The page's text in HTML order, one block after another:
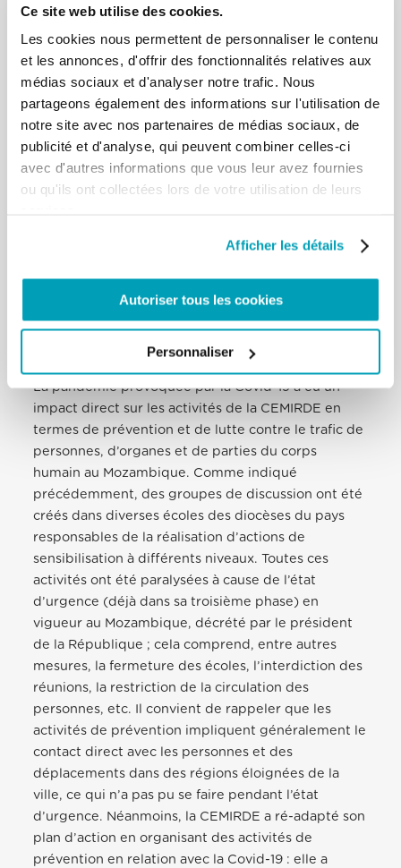
Ce site web utilise des cookies.
Les cookies nous permettent de personnaliser le contenu
et les annonces, d'offrir des fonctionnalités relatives aux
médias sociaux et d'analyser notre trafic. Nous
partageons également des informations sur l'utilisation de
notre site avec nos partenaires de médias sociaux, de
publicité et d'analyse, qui peuvent combiner celles-ci
avec d'autres informations que vous leur avez fournies
ou qu'ils ont collectées lors de votre utilisation de leurs
Afficher les détails
Autoriser tous les cookies
Personnaliser
collaboration avec la Télévision du Mozambique, sur
les enfants des rues dans les provinces de Maputo,
Gaza et Inhambane, en vue d’identifier une
éventuelle implication dans l’exploitation du travail
et la traite des mineurs. Malheureusement, les
informations recueillies sur le terrain ont confirmé
que beaucoup d’enfants sont utilisés pour le travail
et l’exploitation sexuelle, tandis que d’autres ont
disparu et que personne ne sait où ils se trouvent.
Quel impact la pandémie provoquée par la
pendant cette période ? Et comment la
CEMIRDE a-t-elle réagi à ces changements ?
La pandémie provoquée par la Covid-19 a eu un
impact direct sur les activités de la CEMIRDE en
termes de prévention et de lutte contre le trafic de
personnes, d’organes et de parties du corps
humain au Mozambique. Comme indiqué
précédemment, des groupes de discussion ont été
créés dans diverses écoles des diocèses du pays
responsables de la réalisation d’actions de
sensibilisation à différents niveaux. Toutes ces
activités ont été paralysées à cause de l’état
d’urgence (déjà dans sa troisième phase) en
vigueur au Mozambique, décrété par le président
de la République ; cela comprend, entre autres
mesures, la fermeture des écoles, l’interdiction des
réunions, la restriction de la circulation des
personnes, etc. Il convient de rappeler que les
activités de prévention impliquent généralement le
contact direct avec les personnes et des
déplacements dans des régions éloignées de la
ville, ce qui n’a pas pu se faire pendant l’état
d’urgence. Néanmoins, la CEMIRDE a ré-adapté son
plan d’action en organisant des activités de
prévention en relation avec la Covid-19 : elle a